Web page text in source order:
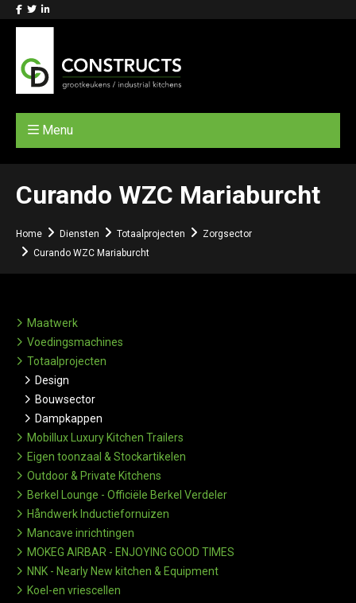
Menu
Curando WZC Mariaburcht
Home Diensten Totaalprojecten
Zorgsector
Curando WZC Mariaburcht
Maatwerk
Voedingsmachines
Totaalprojecten
Design
Bouwsector
Dampkappen
Mobillux Luxury Kitchen Trailers
Eigen toonzaal & Stockartikelen
Outdoor & Private Kitchens
Berkel Lounge - Officiële Berkel Verdeler
Håndwerk Inductiefornuizen
Mancave inrichtingen
MOKEG AIRBAR - ENJOYING GOOD TIMES
NNK - Nearly New kitchen & Equipment
Koel-en vriescellen